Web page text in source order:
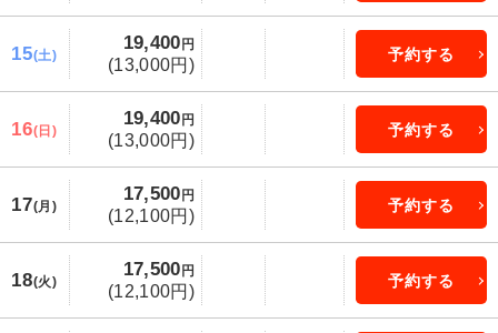
15(土)
19,400 円
(13,000円)
予約する
16(日)
19,400 円
(13,000円)
予約する
17(月)
17,500 円
(12,100円)
予約する
18(火)
17,500 円
(12,100円)
予約する